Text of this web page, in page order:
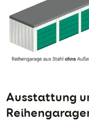
Ausstattung